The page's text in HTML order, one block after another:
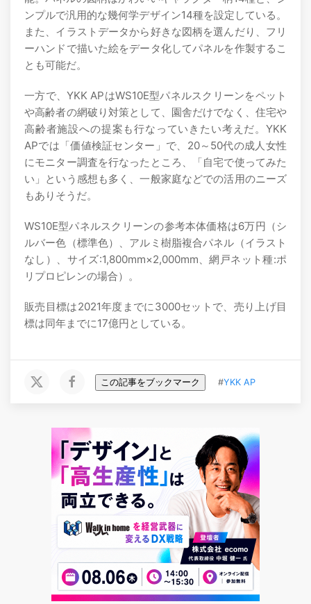
ンプルで汎用的な幾何学デザイン14種を設定している。
また、イラストデータから好きな図柄を選んだり、フリ
ーハンドで描いた絵をデータ化してパネルを作製するこ
とも可能だ。
一方で、YKK APはWS10E型パネルスクリーンをペット
や高齢者の網破り対策として、園舎だけでなく、住宅や
高齢者施設への提案も行なっていきたい考えだ。YKK
APでは「価値検証センター」で、20～50代の成人女性
にモニター調査を行なったところ、「自宅で使ってみた
い」という感想も多く、一般家庭などでの活用のニーズ
もありそうだ。
WS10E型パネルスクリーンの参考本体価格は6万円（シ
ルバー色（標準色）、アルミ樹脂複合パネル（イラスト
なし）、サイズ:1,800mm×2,000mm、網戸ネット種:ポ
リプロピレンの場合）。
販売目標は2021年度までに3000セットで、売り上げ目
標は同年までに17億円としている。
この記事をブックマーク #YKK AP